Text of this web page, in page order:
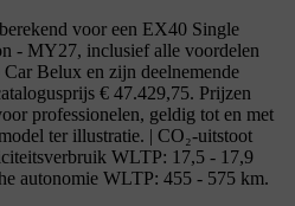
voor een EX40 Single
- MY27, inclusief alle voordelen
Belux en zijn deelnemende
€ 47.429,75. Prijzen
professionelen, geldig tot en met
ter illustratie. | CO₂-uitstoot
WLTP: 17,5 - 17,9
autonomie WLTP: 455 - 575 km.